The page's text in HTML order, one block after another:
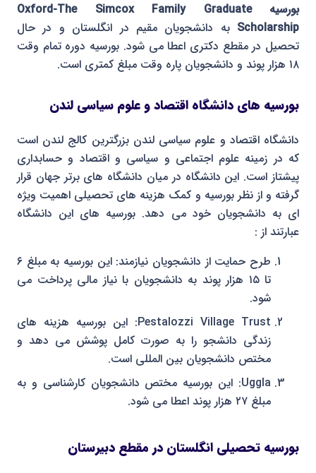
بورسیه Oxford-The Simcox Family Graduate
Scholarship به دانشجویان مقیم در انگلستان و در حال
تحصیل در مقطع دکتری اعطا می شود. بورسیه دوره تمام وقت
۱۸ هزار پوند و دانشجویان پاره وقت مبلغ کمتری است.
بورسیه های دانشگاه اقتصاد و علوم سیاسی لندن
دانشگاه اقتصاد و علوم سیاسی لندن بزرگترین کالج لندن است
که در زمینه علوم اجتماعی و سیاسی و اقتصاد و حسابداری
پیشتاز است. این دانشگاه در میان دانشگاه های برتر جهان قرار
گرفته و از نظر بورسیه و کمک هزینه های تحصیلی اهمیت ویژه
ای به دانشجویان خود می دهد. بورسیه های این دانشگاه
عبارتند از :
طرح حمایت از دانشجویان نیازمند: این بورسیه به مبلغ ۶
تا ۱۵ هزار پوند به دانشجویان با نیاز مالی پرداخت می
شود.
Pestalozzi Village Trust: این بورسیه هزینه های
زندگی دانشجو را به صورت کامل پوشش می دهد و
مختص دانشجویان بین المللی است.
Uggla: این بورسیه مختص دانشجویان کارشناسی و به
مبلغ ۲۷ هزار پوند اعطا می شود.
بورسیه تحصیلی انگلستان در مقطع دبیرستان